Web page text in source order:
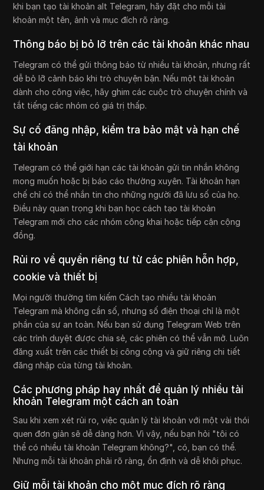
khi bạn tạo tài khoản alt Telegram, hãy đặt cho mỗi tài
khoản một tên, ảnh và mục đích rõ ràng.
Thông báo bị bỏ lỡ trên các tài khoản khác nhau
Telegram có thể gửi thông báo từ nhiều tài khoản, nhưng rất
dễ bỏ lỡ cảnh báo khi trò chuyện bận. Nếu một tài khoản
dành cho công việc, hãy ghim các cuộc trò chuyện chính và
tắt tiếng các nhóm có giá trị thấp.
Sự cố đăng nhập, kiểm tra bảo mật và hạn chế
tài khoản
Telegram có thể giới hạn các tài khoản gửi tin nhắn không
mong muốn hoặc bị báo cáo thường xuyên. Tài khoản hạn
chế chỉ có thể nhắn tin cho những người đã lưu số của họ.
Điều này quan trọng khi bạn học cách tạo tài khoản
Telegram mới cho các nhóm công khai hoặc tiếp cận cộng
đồng.
Rủi ro về quyền riêng tư từ các phiên hỗn hợp,
cookie và thiết bị
Mọi người thường tìm kiếm Cách tạo nhiều tài khoản
Telegram mà không cần số, nhưng số điện thoại chỉ là một
phần của sự an toàn. Nếu bạn sử dụng Telegram Web trên
các trình duyệt được chia sẻ, các phiên có thể vẫn mở. Luôn
đăng xuất trên các thiết bị công cộng và giữ riêng chi tiết
đăng nhập của từng tài khoản.
Các phương pháp hay nhất để quản lý nhiều tài
khoản Telegram một cách an toàn
Sau khi xem xét rủi ro, việc quản lý tài khoản với một vài thói
quen đơn giản sẽ dễ dàng hơn. Vì vậy, nếu bạn hỏi "tôi có
thể có nhiều tài khoản Telegram không?", có, bạn có thể.
Nhưng mỗi tài khoản phải rõ ràng, ổn định và dễ khôi phục.
Giữ mỗi tài khoản cho một mục đích rõ ràng